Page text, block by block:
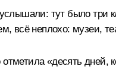
тут было три
всё неплохо: музеи,
«десять